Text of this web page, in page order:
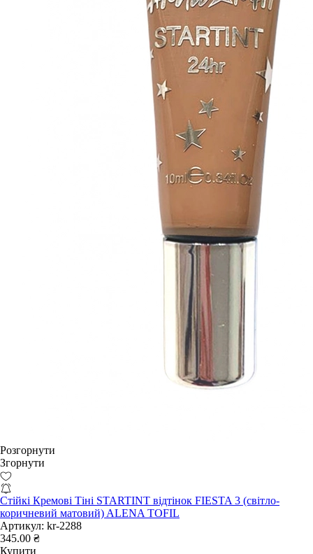
Розгорнути
Згорнути
Стійкі Кремові Тіні STARTINT відтінок FIESTA 3 (світло-
коричневий матовий) ALENA TOFIL
Артикул: kr-2288
345.00 ₴
Купити